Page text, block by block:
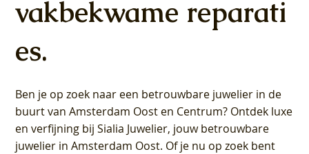
vakbekwame reparati
es.
Ben je op zoek naar een betrouwbare juwelier in de
buurt van Amsterdam Oost en Centrum? Ontdek luxe
en verfijning bij Sialia Juwelier, jouw betrouwbare
juwelier in Amsterdam Oost. Of je nu op zoek bent